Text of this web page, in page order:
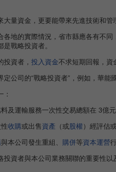
量資金，更要能帶來先進技術和管
的實際情況，省市縣應各有不同
是戰略投資者。
資者， 投入資金不求短期回報，資
司的“戰略投資者”，例如，華能
運輸服務一次性交易總額在 3億元
收購或出售資產 （或股權）經評估
與本公司發生重組、 購併等資本運營
者與本公司業務關聯的重要性以